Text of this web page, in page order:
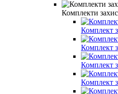
Комплекти
Комплект
Комплект
Комплект
Комплект